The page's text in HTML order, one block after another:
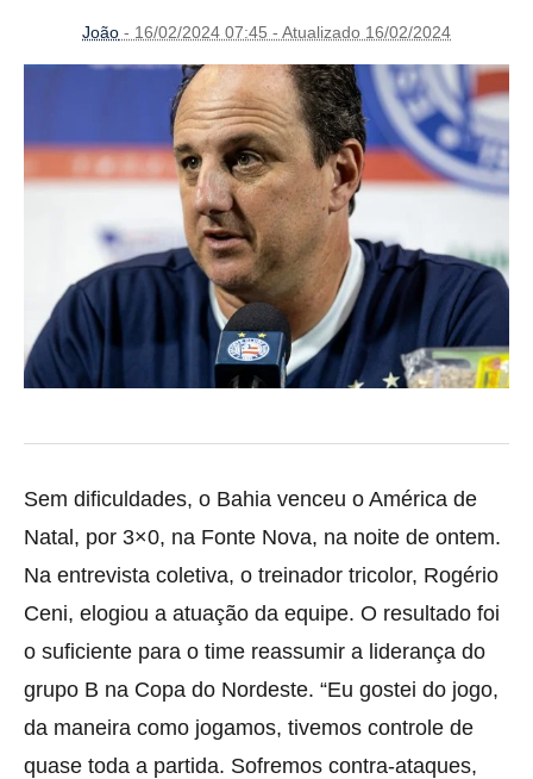
João - 16/02/2024 07:45 - Atualizado 16/02/2024
Sem dificuldades, o Bahia venceu o América de
Natal, por 3×0, na Fonte Nova, na noite de ontem.
Na entrevista coletiva, o treinador tricolor, Rogério
Ceni, elogiou a atuação da equipe. O resultado foi
o suficiente para o time reassumir a liderança do
grupo B na Copa do Nordeste. “Eu gostei do jogo,
da maneira como jogamos, tivemos controle de
quase toda a partida. Sofremos contra-ataques,